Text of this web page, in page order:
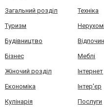
Загальний розділ Техніка
Туризм
Будівництво
Бізнес Меблі
Жіночий розділ Інтернет
Економіка Інтер'єр
Кулінарія Послуги